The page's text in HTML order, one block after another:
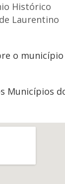
Histórico
Laurentino
o município
Municípios